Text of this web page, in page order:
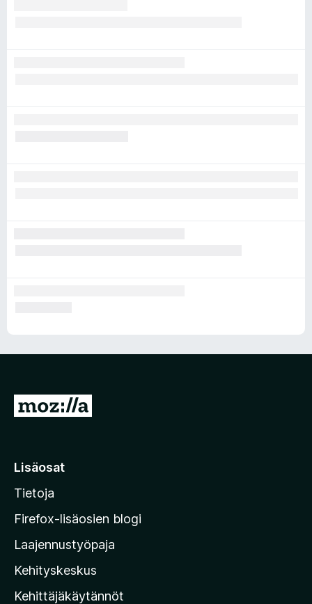
S
r
y
M
z
i
l
Lisäosat
Tietoja
Firefox-lisäosien blogi
Laajennustyöpaja
Kehityskeskus
Kehittäjäkäytännöt